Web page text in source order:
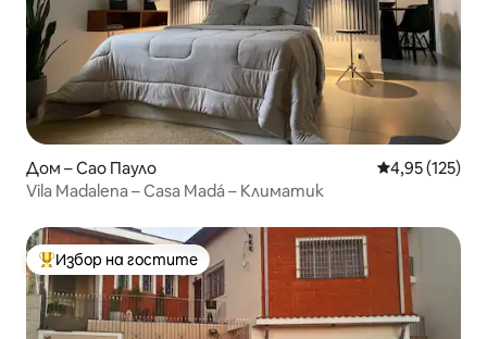
Дом – Сао Пауло Средна
4,95 (125)
Vila Madalena – Casa Madá – Климатик
Най-популярен избор на гостите
Избор на гостите